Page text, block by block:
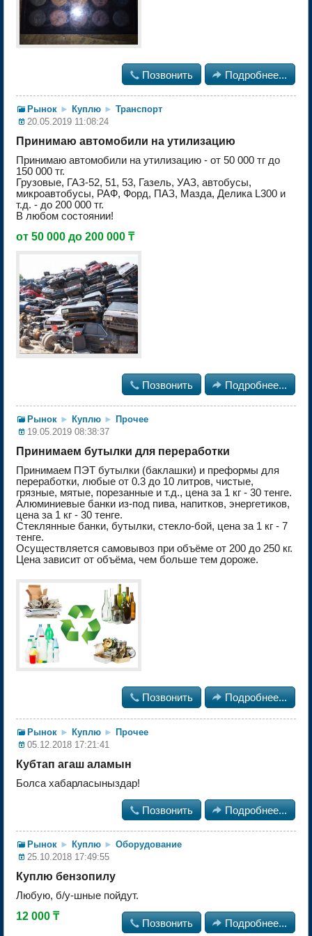
 Позвонить  Подробнее...
Рынок ► Куплю ► Транспорт
20.05.2019 11:08:24
Принимаю автомобили на утилизацию
Принимаю автомобили на утилизацию - от 50 000 тг до
150 000 тг.
Грузовые, ГАЗ-52, 51, 53, Газель, УАЗ, автобусы,
микроавтобусы, РАФ, Форд, ПАЗ, Мазда, Делика L300 и
т.д. - до 200 000 тг.
В любом состоянии!
от 50 000 до 200 000 ₸
 Позвонить  Подробнее...
Рынок ► Куплю ► Прочее
19.05.2019 08:38:37
Принимаем бутылки для переработки
Принимаем ПЭТ бутылки (баклашки) и преформы для
переработки, любые от 0.3 до 10 литров, чистые,
грязные, мятые, порезанные и т.д., цена за 1 кг - 30 тенге.
Алюминиевые банки из-под пива, напитков, энергетиков,
цена за 1 кг - 30 тенге.
Стеклянные банки, бутылки, стекло-бой, цена за 1 кг - 7
тенге.
Осуществляется самовывоз при объёме от 200 до 250 кг.
Цена зависит от объёма, чем больше тем дороже.
 Позвонить  Подробнее...
Рынок ► Куплю ► Прочее
05.12.2018 17:21:41
Кубтап агаш аламын
Болса хабарласыныздар!
 Позвонить  Подробнее...
Рынок ► Куплю ► Оборудование
25.10.2018 17:49:55
Куплю бензопилу
Любую, б/у-шные пойдут.
12 000 ₸
 Позвонить  Подробнее...